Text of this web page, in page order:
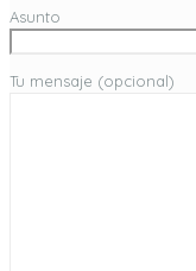
Asunto
Tu mensaje (opcional)